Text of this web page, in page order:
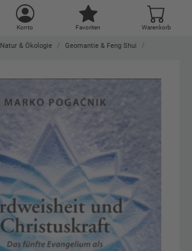
Konto Favoriten Warenkorb
Natur & Ökologie Geomantie & Feng Shui